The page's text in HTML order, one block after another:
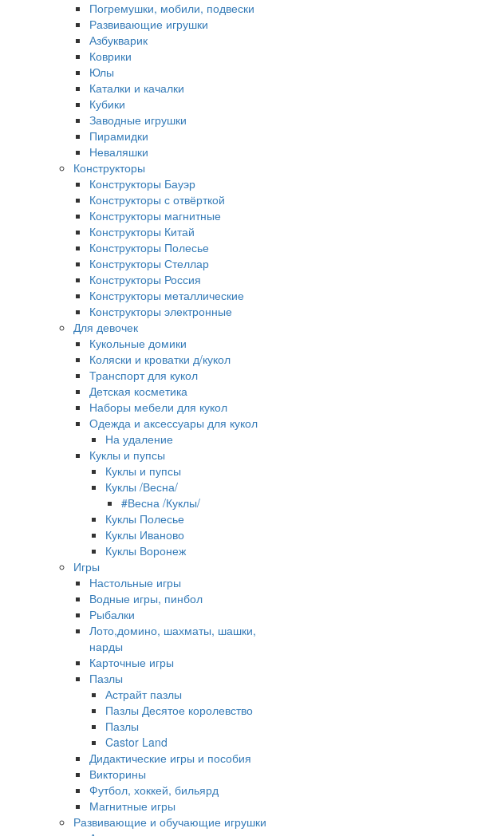
Погремушки, мобили, подвески
Развивающие игрушки
Азбукварик
Коврики
Юлы
Каталки и качалки
Кубики
Заводные игрушки
Пирамидки
Неваляшки
Конструкторы
Конструкторы Бауэр
Конструкторы с отвёрткой
Конструкторы магнитные
Конструкторы Китай
Конструкторы Полесье
Конструкторы Стеллар
Конструкторы Россия
Конструкторы металлические
Конструкторы электронные
Для девочек
Кукольные домики
Коляски и кроватки д/кукол
Транспорт для кукол
Детская косметика
Наборы мебели для кукол
Одежда и аксессуары для кукол
На удаление
Куклы и пупсы
Куклы и пупсы
Куклы /Весна/
#Весна /Куклы/
Куклы Полесье
Куклы Иваново
Куклы Воронеж
Игры
Настольные игры
Водные игры, пинбол
Рыбалки
Лото,домино, шахматы, шашки,
нарды
Карточные игры
Пазлы
Астрайт пазлы
Пазлы Десятое королевство
Пазлы
Castor Land
Дидактические игры и пособия
Викторины
Футбол, хоккей, бильярд
Магнитные игры
Развивающие и обучающие игрушки